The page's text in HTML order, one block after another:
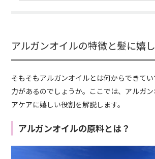
アルガンオイルの特徴と髪に嬉
そもそもアルガンオイルとは何からできて
力があるのでしょうか。ここでは、アルガ
アケアに嬉しい役割を解説します。
アルガンオイルの原料とは？